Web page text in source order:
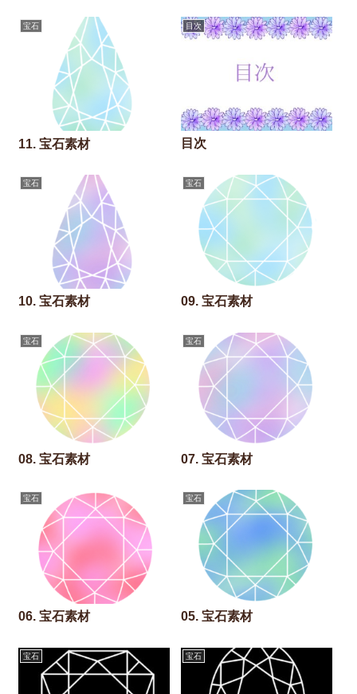
宝石
11. 宝石素材
目次
目次
宝石
10. 宝石素材
宝石
09. 宝石素材
宝石
08. 宝石素材
宝石
07. 宝石素材
宝石
06. 宝石素材
宝石
05. 宝石素材
宝石 宝石